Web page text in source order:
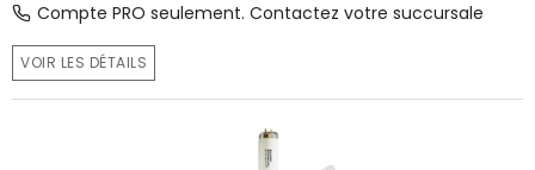
Compte PRO seulement. Contactez votre succursale
VOIR LES DÉTAILS